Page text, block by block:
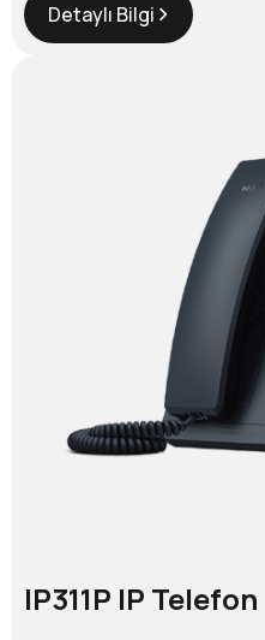
Detaylı Bilgi
IP311P IP Telefon